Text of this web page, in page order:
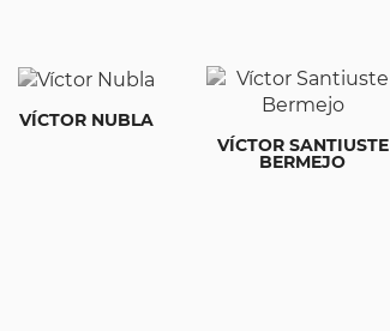
VÍCTOR NUBLA
VÍCTOR SANTIUSTE
BERMEJO